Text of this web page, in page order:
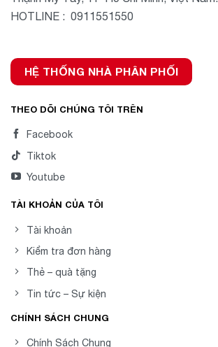
HOTLINE : 0911551550
HỆ THỐNG NHÀ PHÂN PHỐI
THEO DÕI CHÚNG TÔI TRÊN
Facebook
Tiktok
Youtube
TÀI KHOẢN CỦA TÔI
Tài khoản
Kiểm tra đơn hàng
Thẻ – quà tặng
Tin tức – Sự kiện
CHÍNH SÁCH CHUNG
Chính Sách Chung